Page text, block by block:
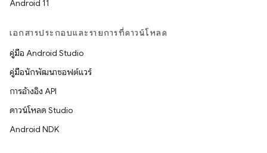
Android 11
เอกสารประกอบและรายการที่ดาวน์โหลด
คู่มือ Android Studio
คู่มือนักพัฒนาซอฟต์แวร์
การอ้างอิง API
ดาวน์โหลด Studio
Android NDK